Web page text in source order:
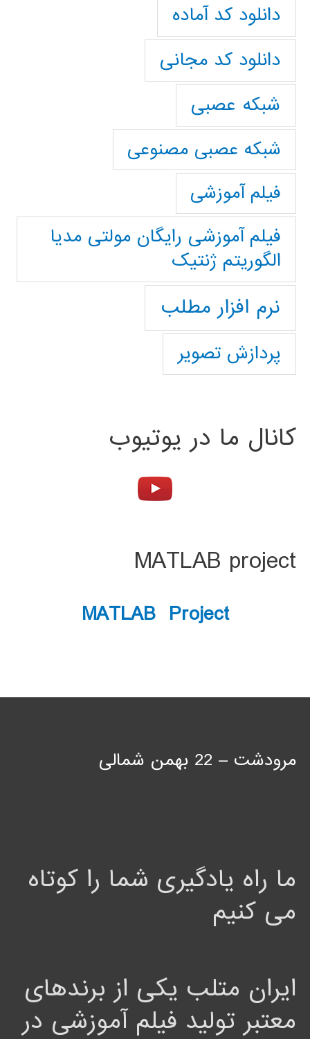
دانلود کد آماده
دانلود کد مجانی
شبکه عصبی
شبکه عصبی مصنوعی
فیلم آموزشی
فیلم آموزشی رایگان مولتی مدیا
الگوریتم ژنتیک
نرم افزار مطلب
پردازش تصویر
کانال ما در یوتیوب
MATLAB project
MATLAB Project
مرودشت – 22 بهمن شمالی
ما راه یادگیری شما را کوتاه
می کنیم
ایران متلب یکی از برندهای
معتبر تولید فیلم آموزشی در